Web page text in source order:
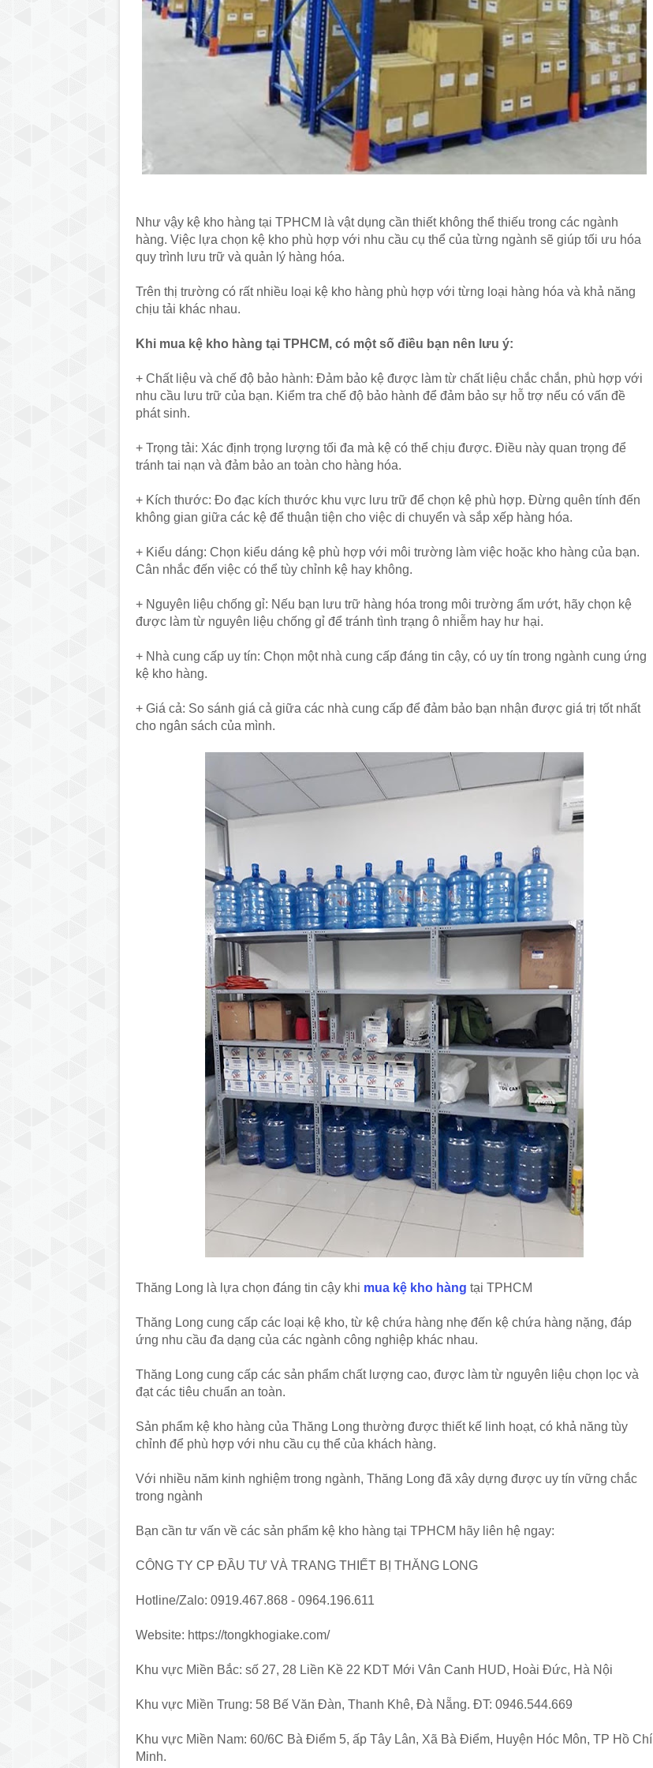
Như vậy kệ kho hàng tại TPHCM là vật dụng cần thiết không thể thiếu trong các ngành
hàng. Việc lựa chọn kệ kho phù hợp với nhu cầu cụ thể của từng ngành sẽ giúp tối ưu hóa
quy trình lưu trữ và quản lý hàng hóa.
Trên thị trường có rất nhiều loại kệ kho hàng phù hợp với từng loại hàng hóa và khả năng
chịu tải khác nhau.
Khi mua kệ kho hàng tại TPHCM, có một số điều bạn nên lưu ý:
+ Chất liệu và chế độ bảo hành: Đảm bảo kệ được làm từ chất liệu chắc chắn, phù hợp với
nhu cầu lưu trữ của bạn. Kiểm tra chế độ bảo hành để đảm bảo sự hỗ trợ nếu có vấn đề
phát sinh.
+ Trọng tải: Xác định trọng lượng tối đa mà kệ có thể chịu được. Điều này quan trọng để
tránh tai nạn và đảm bảo an toàn cho hàng hóa.
+ Kích thước: Đo đạc kích thước khu vực lưu trữ để chọn kệ phù hợp. Đừng quên tính đến
không gian giữa các kệ để thuận tiện cho việc di chuyển và sắp xếp hàng hóa.
+ Kiểu dáng: Chọn kiểu dáng kệ phù hợp với môi trường làm việc hoặc kho hàng của bạn.
Cân nhắc đến việc có thể tùy chỉnh kệ hay không.
+ Nguyên liệu chống gỉ: Nếu bạn lưu trữ hàng hóa trong môi trường ẩm ướt, hãy chọn kệ
được làm từ nguyên liệu chống gỉ để tránh tình trạng ô nhiễm hay hư hại.
+ Nhà cung cấp uy tín: Chọn một nhà cung cấp đáng tin cậy, có uy tín trong ngành cung ứng
kệ kho hàng.
+ Giá cả: So sánh giá cả giữa các nhà cung cấp để đảm bảo bạn nhận được giá trị tốt nhất
cho ngân sách của mình.
Thăng Long là lựa chọn đáng tin cậy khi mua kệ kho hàng tại TPHCM
Thăng Long cung cấp các loại kệ kho, từ kệ chứa hàng nhẹ đến kệ chứa hàng nặng, đáp
ứng nhu cầu đa dạng của các ngành công nghiệp khác nhau.
Thăng Long cung cấp các sản phẩm chất lượng cao, được làm từ nguyên liệu chọn lọc và
đạt các tiêu chuẩn an toàn.
Sản phẩm kệ kho hàng của Thăng Long thường được thiết kế linh hoạt, có khả năng tùy
chỉnh để phù hợp với nhu cầu cụ thể của khách hàng.
Với nhiều năm kinh nghiệm trong ngành, Thăng Long đã xây dựng được uy tín vững chắc
trong ngành
Bạn cần tư vấn về các sản phẩm kệ kho hàng tại TPHCM hãy liên hệ ngay:
CÔNG TY CP ĐẦU TƯ VÀ TRANG THIẾT BỊ THĂNG LONG
Hotline/Zalo: 0919.467.868 - 0964.196.611
Website: https://tongkhogiake.com/
Khu vực Miền Bắc: số 27, 28 Liền Kề 22 KDT Mới Vân Canh HUD, Hoài Đức, Hà Nội
Khu vực Miền Trung: 58 Bế Văn Đàn, Thanh Khê, Đà Nẵng. ĐT: 0946.544.669
Khu vực Miền Nam: 60/6C Bà Điểm 5, ấp Tây Lân, Xã Bà Điểm, Huyện Hóc Môn, TP Hồ Chí
Minh.